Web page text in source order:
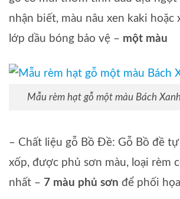
nhận biết, màu nâu xen kaki hoặc
lớp dầu bóng bảo vệ – một màu
Mẫu rèm hạt gỗ một màu Bách
– Chất liệu gỗ Bồ Đề: Gỗ Bồ đề
xốp, được phủ sơn màu, loại rèm
nhất – 7 màu phủ sơn để phối